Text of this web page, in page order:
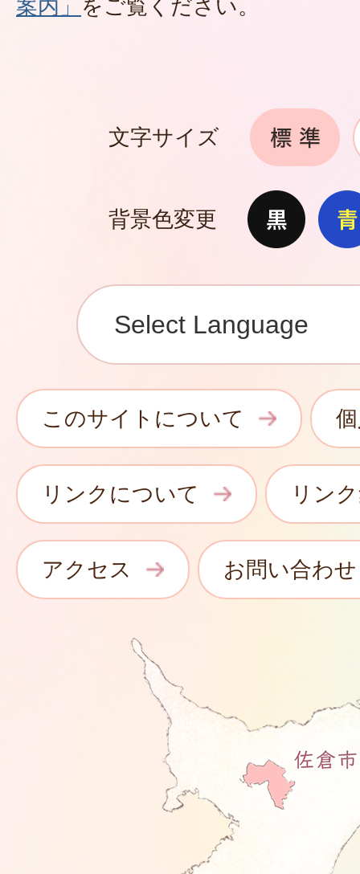
案内」 をご覧ください。
文字サイズ
背景色変更
このサイトについて
リンクについて リン
アクセス お問い合わせ